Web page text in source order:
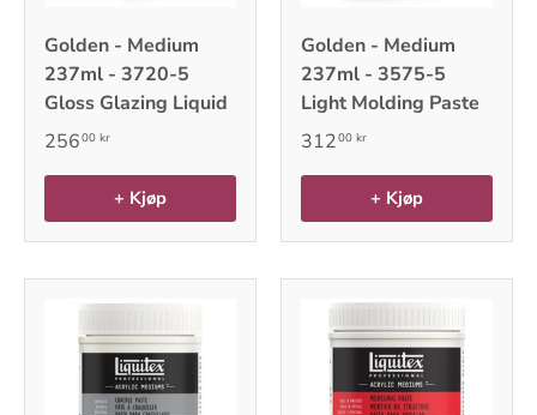
Golden - Medium
237ml - 3720-5
Gloss Glazing Liquid
25600 kr
+ Kjøp
Golden - Medium
237ml - 3575-5
Light Molding Paste
31200 kr
+ Kjøp